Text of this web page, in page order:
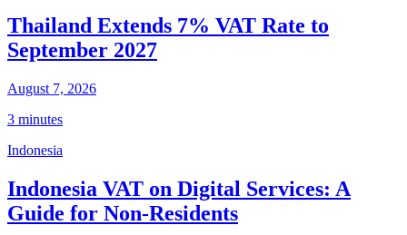
Thailand Extends 7% VAT Rate to
September 2027
August 7, 2026
3 minutes
Indonesia
Indonesia VAT on Digital Services: A
Guide for Non-Residents